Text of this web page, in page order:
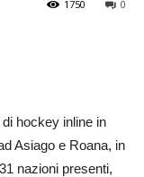
0
1750
hockey inline in
Asiago e Roana, in
nazioni presenti,